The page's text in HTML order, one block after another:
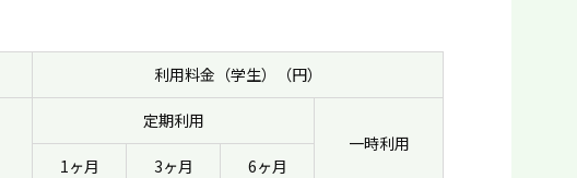
利用料金（学生）（円）
定期利用
一時利用
1ヶ月 3ヶ月 6ヶ月